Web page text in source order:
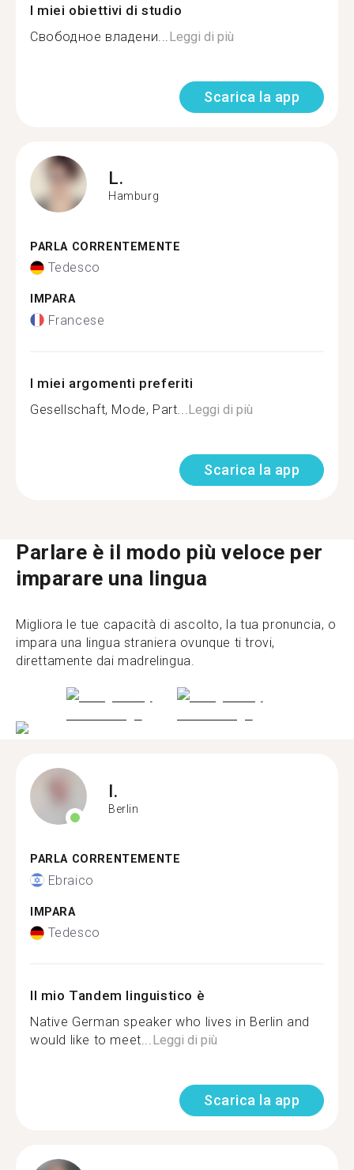
I miei obiettivi di studio
Свободное владени... Leggi di più
Scarica la app
L.
Hamburg
PARLA CORRENTEMENTE
Tedesco
IMPARA
Francese
I miei argomenti preferiti
Gesellschaft, Mode, Part... Leggi di più
Scarica la app
Parlare è il modo più veloce per
imparare una lingua
Migliora le tue capacità di ascolto, la tua pronuncia, o
impara una lingua straniera ovunque ti trovi,
direttamente dai madrelingua.
I.
Berlin
PARLA CORRENTEMENTE
Ebraico
IMPARA
Tedesco
Il mio Tandem linguistico è
Native German speaker who lives in Berlin and
would like to meet...Leggi di più
Scarica la app